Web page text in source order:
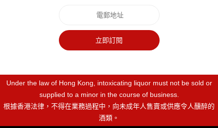
立即訂閱
Under the law of Hong Kong, intoxicating liquor must not be sold or
supplied to a minor in the course of business.
根據香港法律，不得在業務過程中，向未成年人售賣或供應令人醺醉的
酒類。